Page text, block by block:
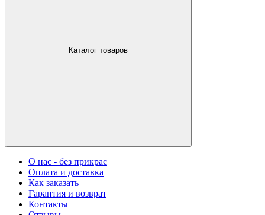
Каталог товаров
О нас - без прикрас
Оплата и доставка
Как заказать
Гарантия и возврат
Контакты